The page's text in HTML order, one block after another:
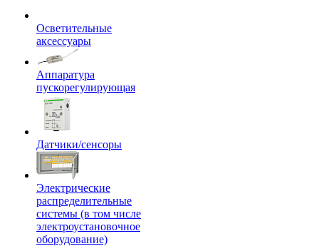
Осветительные
аксессуары
Аппаратура
пускорегулирующая
Датчики/сенсоры
Электрические
распределительные
системы (в том числе
электроустановочное
оборудование)